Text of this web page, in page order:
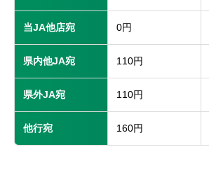
当JA他店宛 0円
県内他JA宛 110円
県外JA宛 110円
他行宛 160円